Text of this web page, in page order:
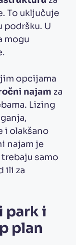
To uključuje
U
mogu
opcijama
najam za
Lizing
i olakšano
najam je
samo
ili za
park i
plan